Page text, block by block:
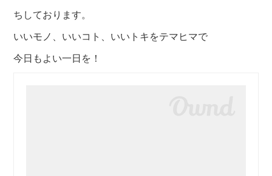
ちしております。
いいモノ、いいコト、いいトキをテマヒマで
今日もよい一日を！